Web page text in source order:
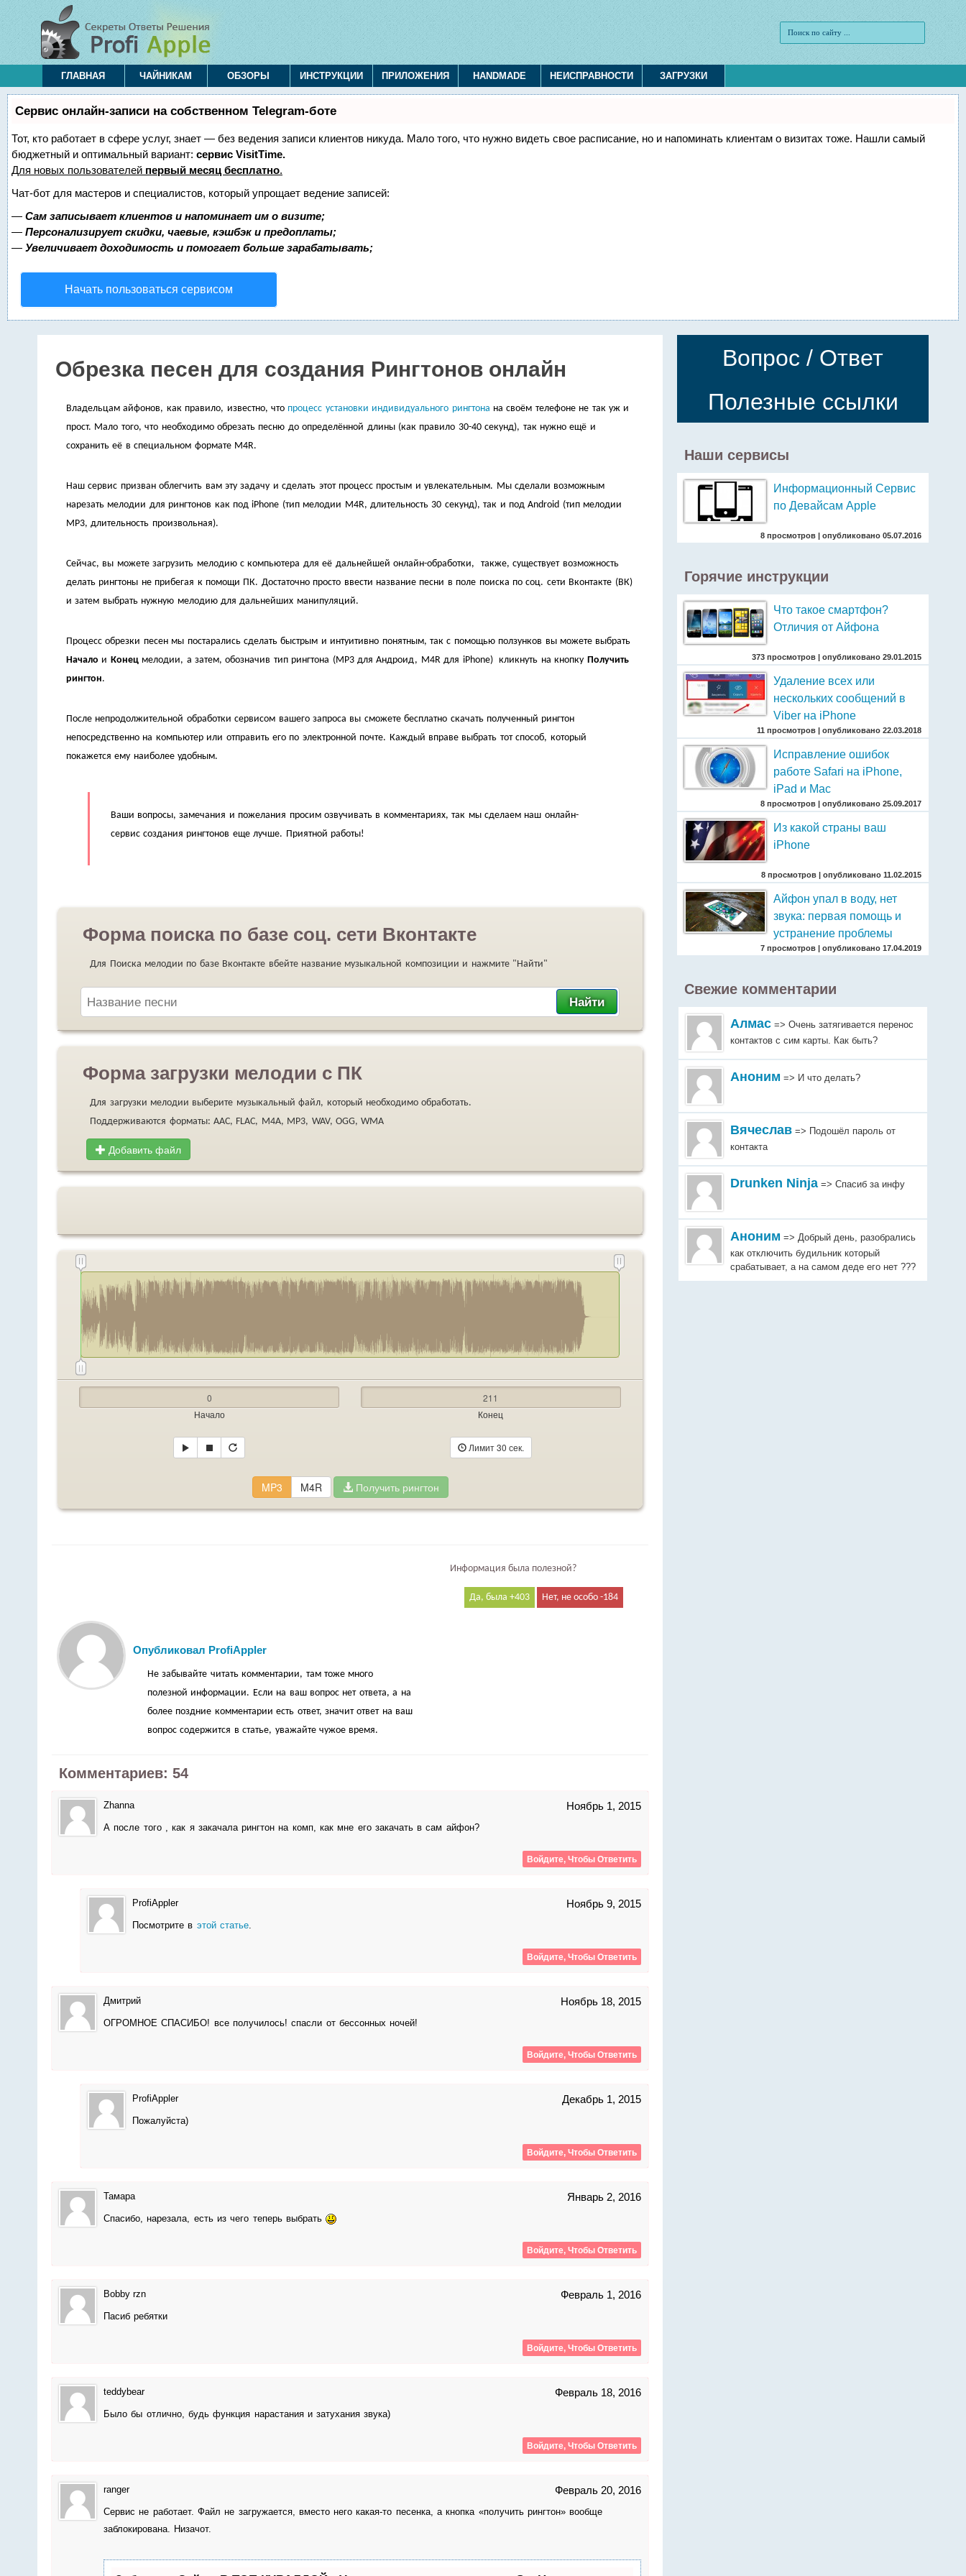
ГЛАВНАЯ ЧАЙНИКАМ ОБЗОРЫ ИНСТРУКЦИИ ПРИЛОЖЕНИЯ HANDMADE НЕИСПРАВНОСТИ ЗАГРУЗКИ
Сервис онлайн-записи на собственном Telegram-боте
Тот, кто работает в сфере услуг, знает — без ведения записи клиентов никуда. Мало того, что нужно видеть свое расписание, но и напоминать клиентам о визитах тоже. Нашли самый
бюджетный и оптимальный вариант: сервис VisitTime.
Для новых пользователей первый месяц бесплатно.
Чат-бот для мастеров и специалистов, который упрощает ведение записей:
— Сам записывает клиентов и напоминает им о визите;
— Персонализирует скидки, чаевые, кэшбэк и предоплаты;
— Увеличивает доходимость и помогает больше зарабатывать;
Начать пользоваться сервисом
Обрезка песен для создания Рингтонов онлайн
Владельцам айфонов, как правило, известно, что процесс установки индивидуального рингтона на своём телефоне не так уж и
прост. Мало того, что необходимо обрезать песню до определённой длины (как правило 30-40 секунд), так нужно ещё и
сохранить её в специальном формате M4R.
Наш сервис призван облегчить вам эту задачу и сделать этот процесс простым и увлекательным. Мы сделали возможным
нарезать мелодии для рингтонов как под iPhone (тип мелодии M4R, длительность 30 секунд), так и под Android (тип мелодии
MP3, длительность произвольная).
Сейчас, вы можете загрузить мелодию с компьютера для её дальнейшей онлайн-обработки, также, существует возможность
делать рингтоны не прибегая к помощи ПК. Достаточно просто ввести название песни в поле поиска по соц. сети Вконтакте (ВК)
и затем выбрать нужную мелодию для дальнейших манипуляций.
Процесс обрезки песен мы постарались сделать быстрым и интуитивно понятным, так с помощью ползунков вы можете выбрать
Начало и Конецмелодии, а затем, обозначив тип рингтона (MP3 для Андроид, M4R для iPhone) кликнуть на кнопку Получить
рингтон.
После непродолжительной обработки сервисом вашего запроса вы сможете бесплатно скачать полученный рингтон
непосредственно на компьютер или отправить его по электронной почте. Каждый вправе выбрать тот способ, который
покажется ему наиболее удобным.
Ваши вопросы, замечания и пожелания просим озвучивать в комментариях, так мы сделаем наш онлайн-
сервис создания рингтонов еще лучше. Приятной работы!
Форма поиска по базе соц. сети Вконтакте
Для Поиска мелодии по базе Вконтакте вбейте название музыкальной композиции и нажмите "Найти"
Форма загрузки мелодии с ПК
Для загрузки мелодии выберите музыкальный файл, который необходимо обработать.
Поддерживаются форматы: AAC, FLAC, M4A, MP3, WAV, OGG, WMA
Добавить файл
Начало Конец
Лимит 30 сек.
MP3 M4R Получить рингтон
Информация была полезной?
403 184
Опубликовал ProfiAppler
Не забывайте читать комментарии, там тоже много
полезной информации. Если на ваш вопрос нет ответа, а на
более поздние комментарии есть ответ, значит ответ на ваш
вопрос содержится в статье, уважайте чужое время.
Комментариев: 54
Zhanna Ноябрь 1, 2015
А после того , как я закачала рингтон на комп, как мне его закачать в сам айфон?
Войдите, Чтобы Ответить
ProfiAppler Ноябрь 9, 2015
Посмотрите в этой статье.
Войдите, Чтобы Ответить
Дмитрий Ноябрь 18, 2015
ОГРОМНОЕ СПАСИБО! все получилось! спасли от бессонных ночей!
Войдите, Чтобы Ответить
ProfiAppler Декабрь 1, 2015
Пожалуйста)
Войдите, Чтобы Ответить
Тамара Январь 2, 2016
Спасибо, нарезала, есть из чего теперь выбрать
Войдите, Чтобы Ответить
Bobby rzn Февраль 1, 2016
Пасиб ребятки
Войдите, Чтобы Ответить
teddybear Февраль 18, 2016
Было бы отлично, будь функция нарастания и затухания звука)
Войдите, Чтобы Ответить
ranger Февраль 20, 2016
Сервис не работает. Файл не загружается, вместо него какая-то песенка, а кнопка «получить рингтон» вообще
заблокирована. Низачот.
Вопрос / Ответ
Полезные ссылки
Наши сервисы
Информационный Сервис
по Девайсам Apple
8 просмотров | опубликовано 05.07.2016
Горячие инструкции
Что такое смартфон?
Отличия от Айфона
373 просмотров | опубликовано 29.01.2015
Удаление всех или
нескольких сообщений в
Viber на iPhone
11 просмотров | опубликовано 22.03.2018
Исправление ошибок
работе Safari на iPhone,
iPad и Mac
8 просмотров | опубликовано 25.09.2017
Из какой страны ваш
iPhone
8 просмотров | опубликовано 11.02.2015
Айфон упал в воду, нет
звука: первая помощь и
устранение проблемы
7 просмотров | опубликовано 17.04.2019
Свежие комментарии
Алмас => Очень затягивается перенос
контактов с сим карты. Как быть?
Аноним => И что делать?
Вячеслав => Подошёл пароль от
контакта
Drunken Ninja => Спасиб за инфу
Аноним => Добрый день, разобрались
как отключить будильник который
срабатывает, а на самом деде его нет ???